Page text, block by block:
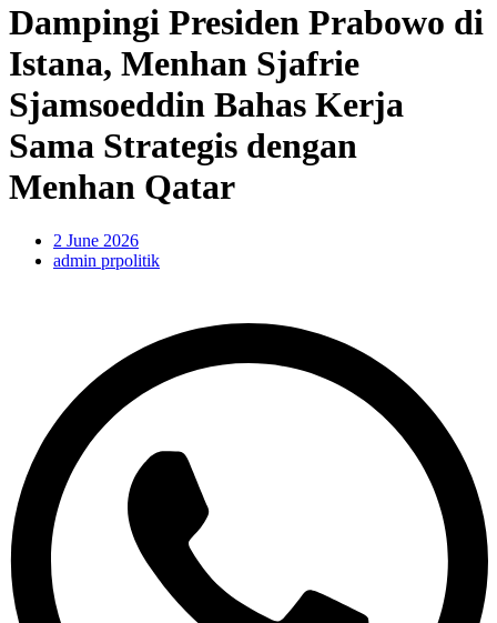
Dampingi Presiden Prabowo di
Istana, Menhan Sjafrie
Sjamsoeddin Bahas Kerja
Sama Strategis dengan
Menhan Qatar
2 June 2026
admin prpolitik